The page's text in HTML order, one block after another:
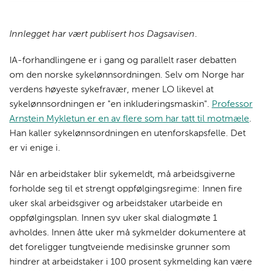
o
o
k
d
I
n
t
Innlegget har vært publisert hos Dagsavisen.
IA-forhandlingene er i gang og parallelt raser debatten
om den norske sykelønnsordningen. Selv om Norge har
verdens høyeste sykefravær, mener LO likevel at
sykelønnsordningen er "en inkluderingsmaskin". Professor
Arnstein Mykletun er en av flere som har tatt til motmæle.
Han kaller sykelønnsordningen en utenforskapsfelle. Det
er vi enige i.
Når en arbeidstaker blir sykemeldt, må arbeidsgiverne
forholde seg til et strengt oppfølgingsregime: Innen fire
uker skal arbeidsgiver og arbeidstaker utarbeide en
oppfølgingsplan. Innen syv uker skal dialogmøte 1
avholdes. Innen åtte uker må sykmelder dokumentere at
det foreligger tungtveiende medisinske grunner som
hindrer at arbeidstaker i 100 prosent sykmelding kan være